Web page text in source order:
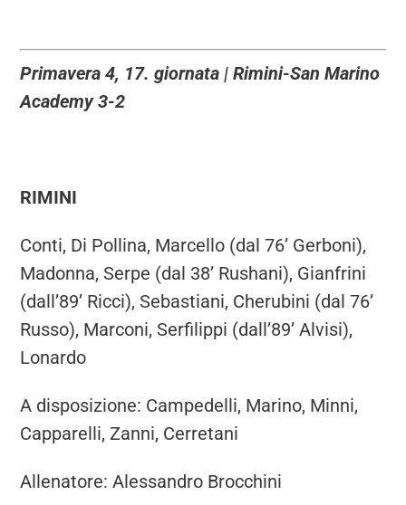
Primavera 4, 17. giornata | Rimini-San Marino
Academy 3-2
RIMINI
Conti, Di Pollina, Marcello (dal 76’ Gerboni),
Madonna, Serpe (dal 38’ Rushani), Gianfrini
(dall’89’ Ricci), Sebastiani, Cherubini (dal 76’
Russo), Marconi, Serfilippi (dall’89’ Alvisi),
Lonardo
A disposizione: Campedelli, Marino, Minni,
Capparelli, Zanni, Cerretani
Allenatore: Alessandro Brocchini